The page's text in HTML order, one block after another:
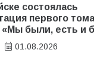
состоялась
первого
«Мы были, есть и
01.08.2026